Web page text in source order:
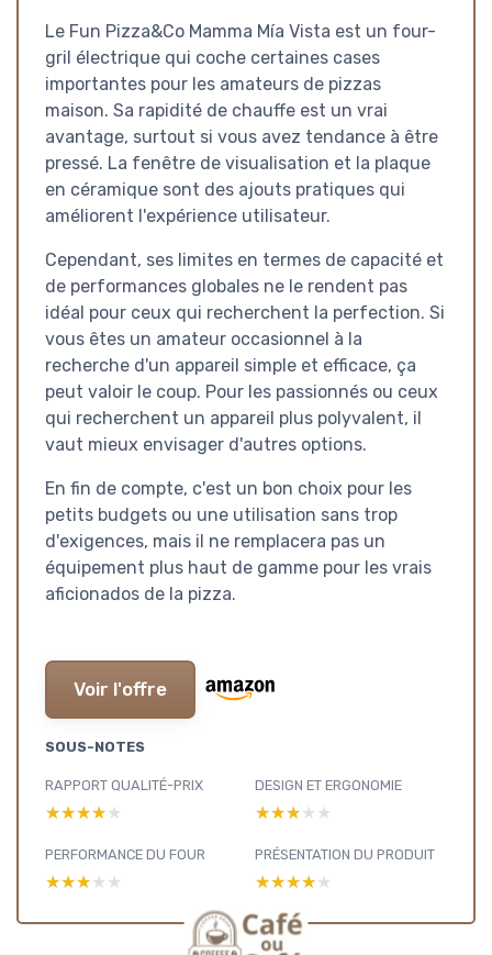
Le Fun Pizza&Co Mamma Mía Vista est un four-
gril électrique qui coche certaines cases
importantes pour les amateurs de pizzas
maison. Sa rapidité de chauffe est un vrai
avantage, surtout si vous avez tendance à être
pressé. La fenêtre de visualisation et la plaque
en céramique sont des ajouts pratiques qui
améliorent l'expérience utilisateur.
Cependant, ses limites en termes de capacité et
de performances globales ne le rendent pas
idéal pour ceux qui recherchent la perfection. Si
vous êtes un amateur occasionnel à la
recherche d'un appareil simple et efficace, ça
peut valoir le coup. Pour les passionnés ou ceux
qui recherchent un appareil plus polyvalent, il
vaut mieux envisager d'autres options.
En fin de compte, c'est un bon choix pour les
petits budgets ou une utilisation sans trop
d'exigences, mais il ne remplacera pas un
équipement plus haut de gamme pour les vrais
aficionados de la pizza.
Voir l'offre
SOUS-NOTES
RAPPORT QUALITÉ-PRIX
★★★★★
★★★★★
DESIGN ET ERGONOMIE
★★★★★
★★★★★
PERFORMANCE DU FOUR
★★★★★
★★★★★
PRÉSENTATION DU PRODUIT
★★★★★
★★★★★